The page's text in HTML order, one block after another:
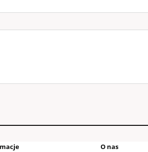
O nas